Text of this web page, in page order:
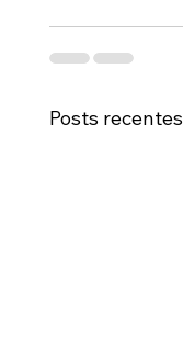
Posts recentes